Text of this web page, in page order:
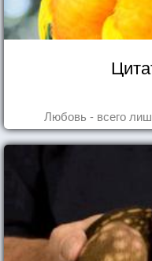
Любовь - всего